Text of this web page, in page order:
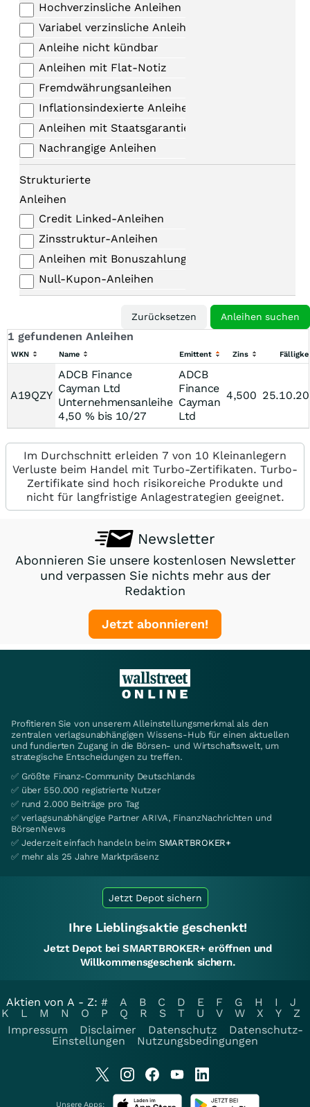
Hochverzinsliche Anleihen
Variabel verzinsliche Anleihen
Anleihe nicht kündbar
Anleihen mit Flat-Notiz
Fremdwährungsanleihen
Inflationsindexierte Anleihen
Anleihen mit Staatsgarantie
Nachrangige Anleihen
Strukturierte
Anleihen
Credit Linked-Anleihen
Zinsstruktur-Anleihen
Anleihen mit Bonuszahlungen
Null-Kupon-Anleihen
1 gefundenen Anleihen
WKN Name Emittent Zins
A19QZY
ADCB Finance
Cayman Ltd
Unternehmensanleihe
4,50 % bis 10/27
ADCB
Finance
Cayman
Ltd
4,500
Im Durchschnitt erleiden 7 von 10 Kleinanlegern
Verluste beim Handel mit Turbo-Zertifikaten. Turbo-
Zertifikate sind hoch risikoreiche Produkte und
nicht für langfristige Anlagestrategien geeignet.
Newsletter
Abonnieren Sie unsere kostenlosen Newsletter
und verpassen Sie nichts mehr aus der
Redaktion
Jetzt abonnieren!
Profitieren Sie von unserem Alleinstellungsmerkmal als den
zentralen verlagsunabhängigen Wissens-Hub für einen aktuellen
und fundierten Zugang in die Börsen- und Wirtschaftswelt, um
strategische Entscheidungen zu treffen.
✅ Größte Finanz-Community Deutschlands
✅ über 550.000 registrierte Nutzer
✅ rund 2.000 Beiträge pro Tag
✅ verlagsunabhängige Partner ARIVA, FinanzNachrichten und
BörsenNews
✅ Jederzeit einfach handeln beim SMARTBROKER+
✅ mehr als 25 Jahre Marktpräsenz
Jetzt Depot sichern
Ihre Lieblingsaktie geschenkt!
Jetzt Depot bei SMARTBROKER+ eröffnen und
Willkommensgeschenk sichern.
Aktien von A - Z: # A B C D E F G H I
J
K
L M N O P Q R S T U V W X Y
Z
Impressum
Disclaimer Datenschutz
Datenschutz-
Einstellungen
Nutzungsbedingungen
Unsere Apps: